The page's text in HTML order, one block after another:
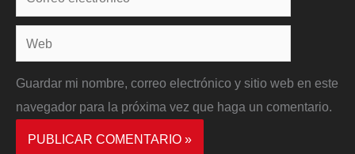
electrónico*
Web
Guardar mi nombre, correo electrónico y sitio web en este
navegador para la próxima vez que haga un comentario.